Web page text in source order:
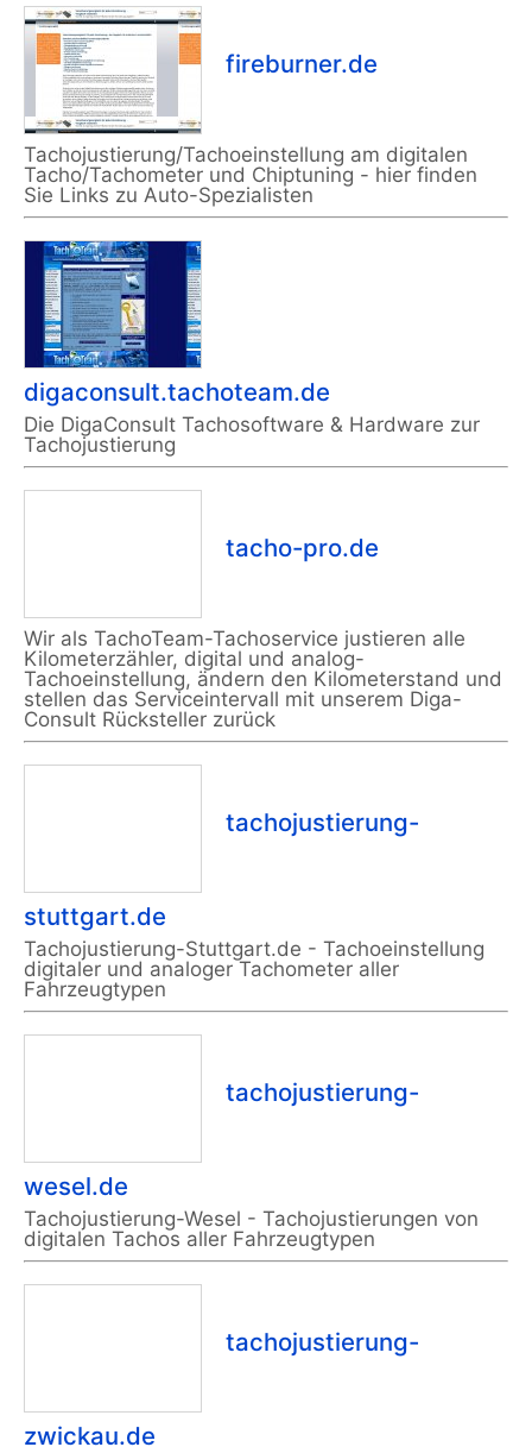
fireburner.de
Tachojustierung/Tachoeinstellung am digitalen
Tacho/Tachometer und Chiptuning - hier finden
Sie Links zu Auto-Spezialisten
digaconsult.tachoteam.de
Die DigaConsult Tachosoftware & Hardware zur
Tachojustierung
tacho-pro.de
Wir als TachoTeam-Tachoservice justieren alle
Kilometerzähler, digital und analog-
Tachoeinstellung, ändern den Kilometerstand und
stellen das Serviceintervall mit unserem Diga-
Consult Rücksteller zurück
tachojustierung-
stuttgart.de
Tachojustierung-Stuttgart.de - Tachoeinstellung
digitaler und analoger Tachometer aller
Fahrzeugtypen
tachojustierung-
wesel.de
Tachojustierung-Wesel - Tachojustierungen von
digitalen Tachos aller Fahrzeugtypen
tachojustierung-
zwickau.de